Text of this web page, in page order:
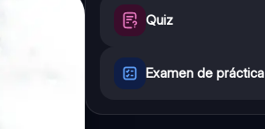
Quiz
Examen de práctica